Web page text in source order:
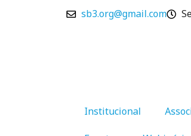
sb3.org@gmail.com
Institucional